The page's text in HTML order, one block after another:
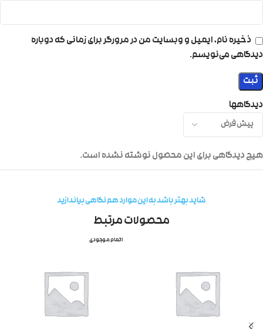
دیدگاهها
هیچ دیدگاهی برای این محصول نوشته نشده است.
ذخیره نام، ایمیل و وبسایت من در مرورگر برای زمانی که دوباره
دیدگاهی می‌نویسم.
شاید بهتر باشد به این موارد هم نگاهی بیاندازید
محصولات مرتبط
اتمام موجودی